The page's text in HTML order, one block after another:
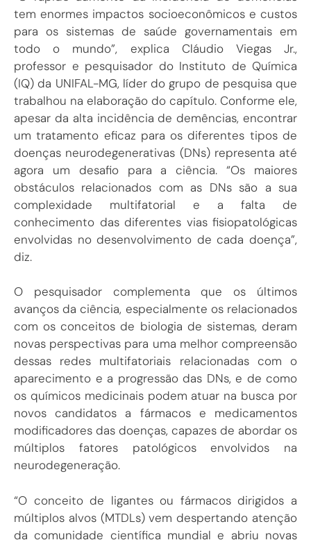
tem enormes impactos socioeconômicos e custos
para os sistemas de saúde governamentais em
todo o mundo”, explica Cláudio Viegas Jr.,
professor e pesquisador do Instituto de Química
(IQ) da UNIFAL-MG, líder do grupo de pesquisa que
trabalhou na elaboração do capítulo. Conforme ele,
apesar da alta incidência de demências, encontrar
um tratamento eficaz para os diferentes tipos de
doenças neurodegenerativas (DNs) representa até
agora um desafio para a ciência. “Os maiores
obstáculos relacionados com as DNs são a sua
complexidade multifatorial e a falta de
conhecimento das diferentes vias fisiopatológicas
envolvidas no desenvolvimento de cada doença”,
diz.
O pesquisador complementa que os últimos
avanços da ciência, especialmente os relacionados
com os conceitos de biologia de sistemas, deram
novas perspectivas para uma melhor compreensão
dessas redes multifatoriais relacionadas com o
aparecimento e a progressão das DNs, e de como
os químicos medicinais podem atuar na busca por
novos candidatos a fármacos e medicamentos
modificadores das doenças, capazes de abordar os
múltiplos fatores patológicos envolvidos na
neurodegeneração.
“O conceito de ligantes ou fármacos dirigidos a
múltiplos alvos (MTDLs) vem despertando atenção
da comunidade científica mundial e abriu novas